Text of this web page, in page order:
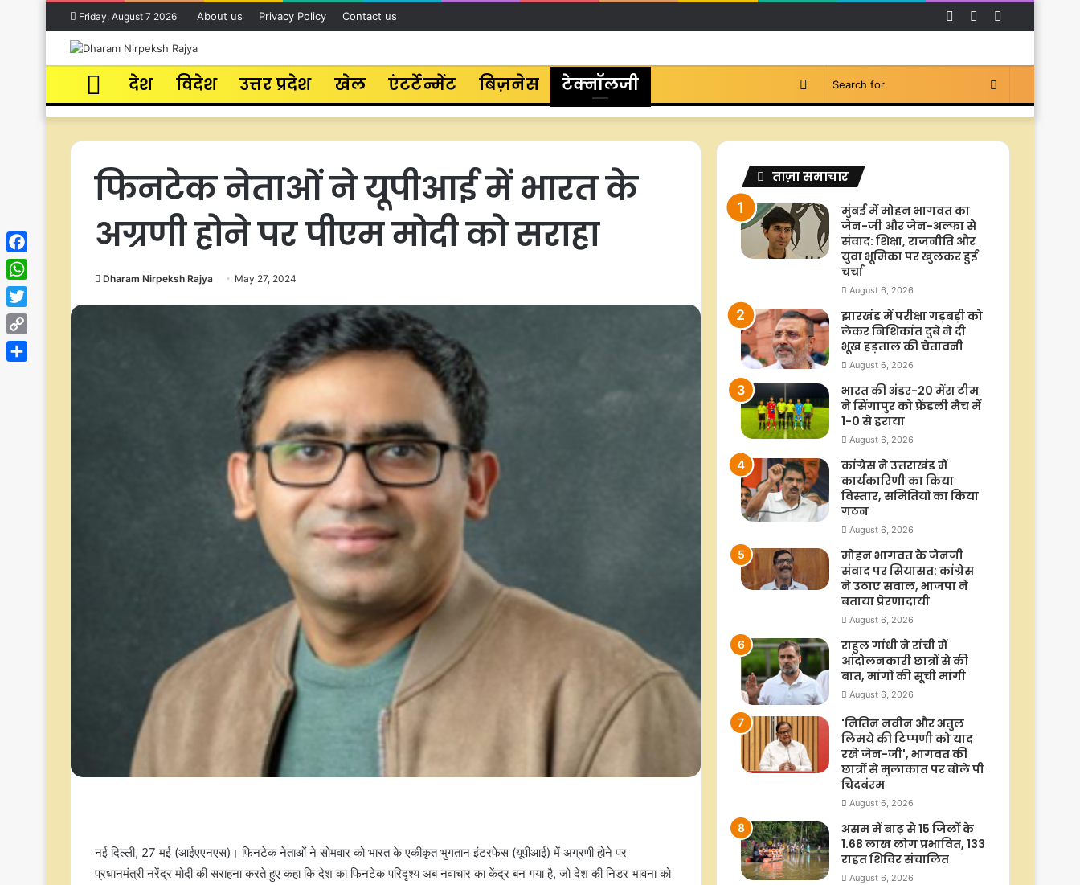
Friday, August 7 2026 About us Privacy Policy Contact us YouTube
Facebook
Home
देश विदेश उत्तर प्रदेश खेल एंटर्टेन्मेंट बिज़नेस टेक्नॉलजी Search
for
Switch
skin
फिनटेक नेताओं ने यूपीआई में भारत के
अग्रणी होने पर पीएम मोदी को सराहा
Dharam Nirpeksh Rajya May 27, 2024
नई दिल्ली, 27 मई (आईएएनएस)। फिनटेक नेताओं ने सोमवार को भारत के एकीकृत भुगतान इंटरफेस (यूपीआई) में अग्रणी होने पर
प्रधानमंत्री नरेंद्र मोदी की सराहना करते हुए कहा कि देश का फिनटेक परिदृश्य अब नवाचार का केंद्र बन गया है, जो देश की निडर भावना को
ताज़ा समाचार
मुंबई में मोहन भागवत का
जेन-जी और जेन-अल्फा से
संवाद: शिक्षा, राजनीति और
युवा भूमिका पर खुलकर हुई
चर्चा
August 6, 2026
झारखंड में परीक्षा गड़बड़ी को
लेकर निशिकांत दुबे ने दी
भूख हड़ताल की चेतावनी
August 6, 2026
भारत की अंडर-20 मेंस टीम
ने सिंगापुर को फ्रेंडली मैच में
1-0 से हराया
August 6, 2026
कांग्रेस ने उत्तराखंड में
कार्यकारिणी का किया
विस्तार, समितियों का किया
गठन
August 6, 2026
मोहन भागवत के जेनजी
संवाद पर सियासत: कांग्रेस
ने उठाए सवाल, भाजपा ने
बताया प्रेरणादायी
August 6, 2026
राहुल गांधी ने रांची में
आंदोलनकारी छात्रों से की
बात, मांगों की सूची मांगी
August 6, 2026
'नितिन नवीन और अतुल
लिमये की टिप्पणी को याद
रखे जेन-जी', भागवत की
छात्रों से मुलाकात पर बोले पी
चिदबंरम
August 6, 2026
असम में बाढ़ से 15 जिलों के
1.68 लाख लोग प्रभावित, 133
राहत शिविर संचालित
August 6, 2026
Facebook
WhatsApp
Twitter
Copy
Link